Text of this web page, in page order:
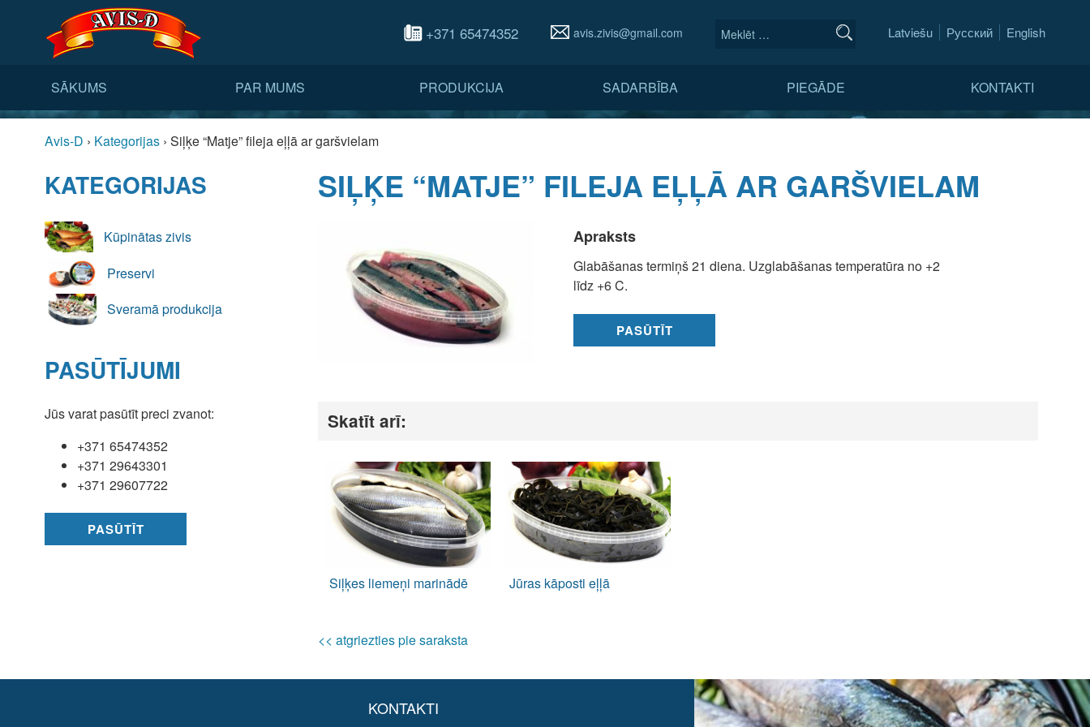
+371 65474352 avis.zivis@gmail.com Latviešu Русский English
SĀKUMS PAR MUMS PRODUKCIJA SADARBĪBA PIEGĀDE KONTAKTI
Avis-D › Kategorijas ›Siļķe “Matje” fileja eļļā ar garšvielam
KATEGORIJAS
Kūpinātas zivis
Preservi
Sveramā produkcija
PASŪTĪJUMI
Jūs varat pasūtīt preci zvanot:
+371 65474352
+371 29643301
+371 29607722
PASŪTĪT
SIĻĶE “MATJE” FILEJA EĻĻĀ AR GARŠVIELAM
Apraksts
Glabāšanas termiņš 21 diena. Uzglabāšanas temperatūra no +2
līdz +6 C.
PASŪTĪT
Skatīt arī:
Siļķes liemeņi marinādē Jūras kāposti eļļā
<< atgriezties pie saraksta
KONTAKTI